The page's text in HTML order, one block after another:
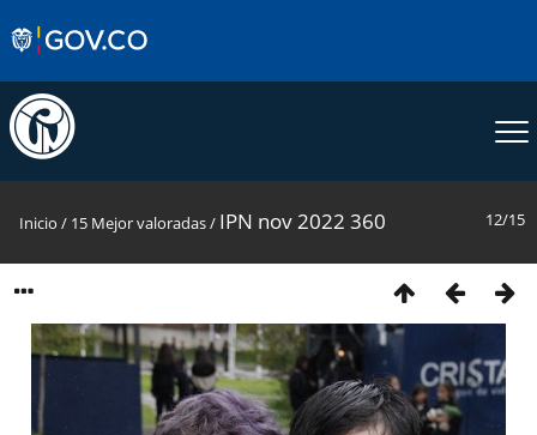
12/15
Inicio / 15 Mejor valoradas/ IPN nov 2022 360